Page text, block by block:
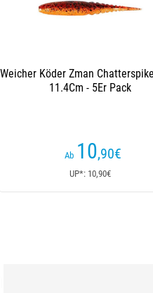
Gummifisch Chasebaits Flacid
10Cm - 6Er Pack
12,50
UP*: 12,50€